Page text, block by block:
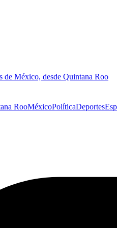
de México, desde Quintana Roo
RooMéxicoPolíticaDeportes